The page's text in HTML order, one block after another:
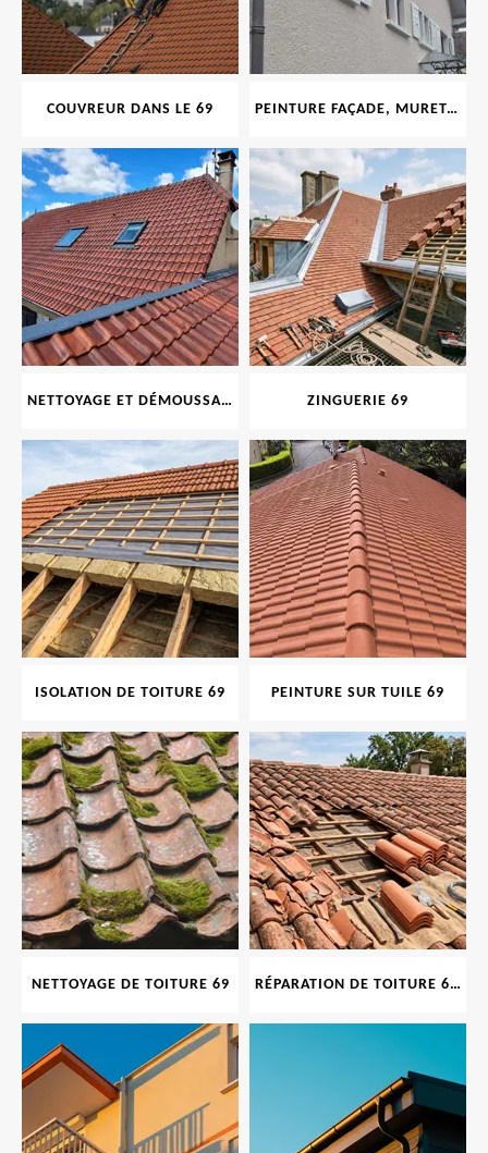
COUVREUR DANS LE 69 PEINTURE FAÇADE, MURET, TOITURE, BOISERIE, FERRONERIE, GOUTTIÈRE 69
NETTOYAGE ET DÉMOUSSAGE DE TOITURE ET FAÇADE 69 ZINGUERIE 69
ISOLATION DE TOITURE 69 PEINTURE SUR TUILE 69
NETTOYAGE DE TOITURE 69 RÉPARATION DE TOITURE 69 RHONE, TUILES CASSÉES OU ABIMÉES